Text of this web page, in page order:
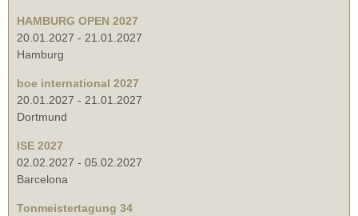
HAMBURG OPEN 2027
20.01.2027 - 21.01.2027
Hamburg
boe international 2027
20.01.2027 - 21.01.2027
Dortmund
ISE 2027
02.02.2027 - 05.02.2027
Barcelona
Tonmeistertagung 34